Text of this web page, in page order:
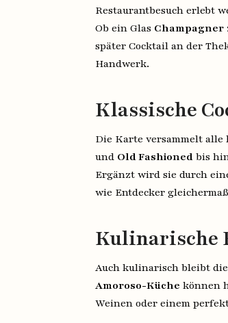
Restaurantbesuch erlebt
Ob ein Glas Champagner
später Cocktail an der
Handwerk.
Klassische
Die Karte versammelt
und Old Fashioned bis
Ergänzt wird sie durch
wie Entdecker
Kulinarische
Auch kulinarisch bleibt die
Amoroso-Küche können
Weinen oder einem